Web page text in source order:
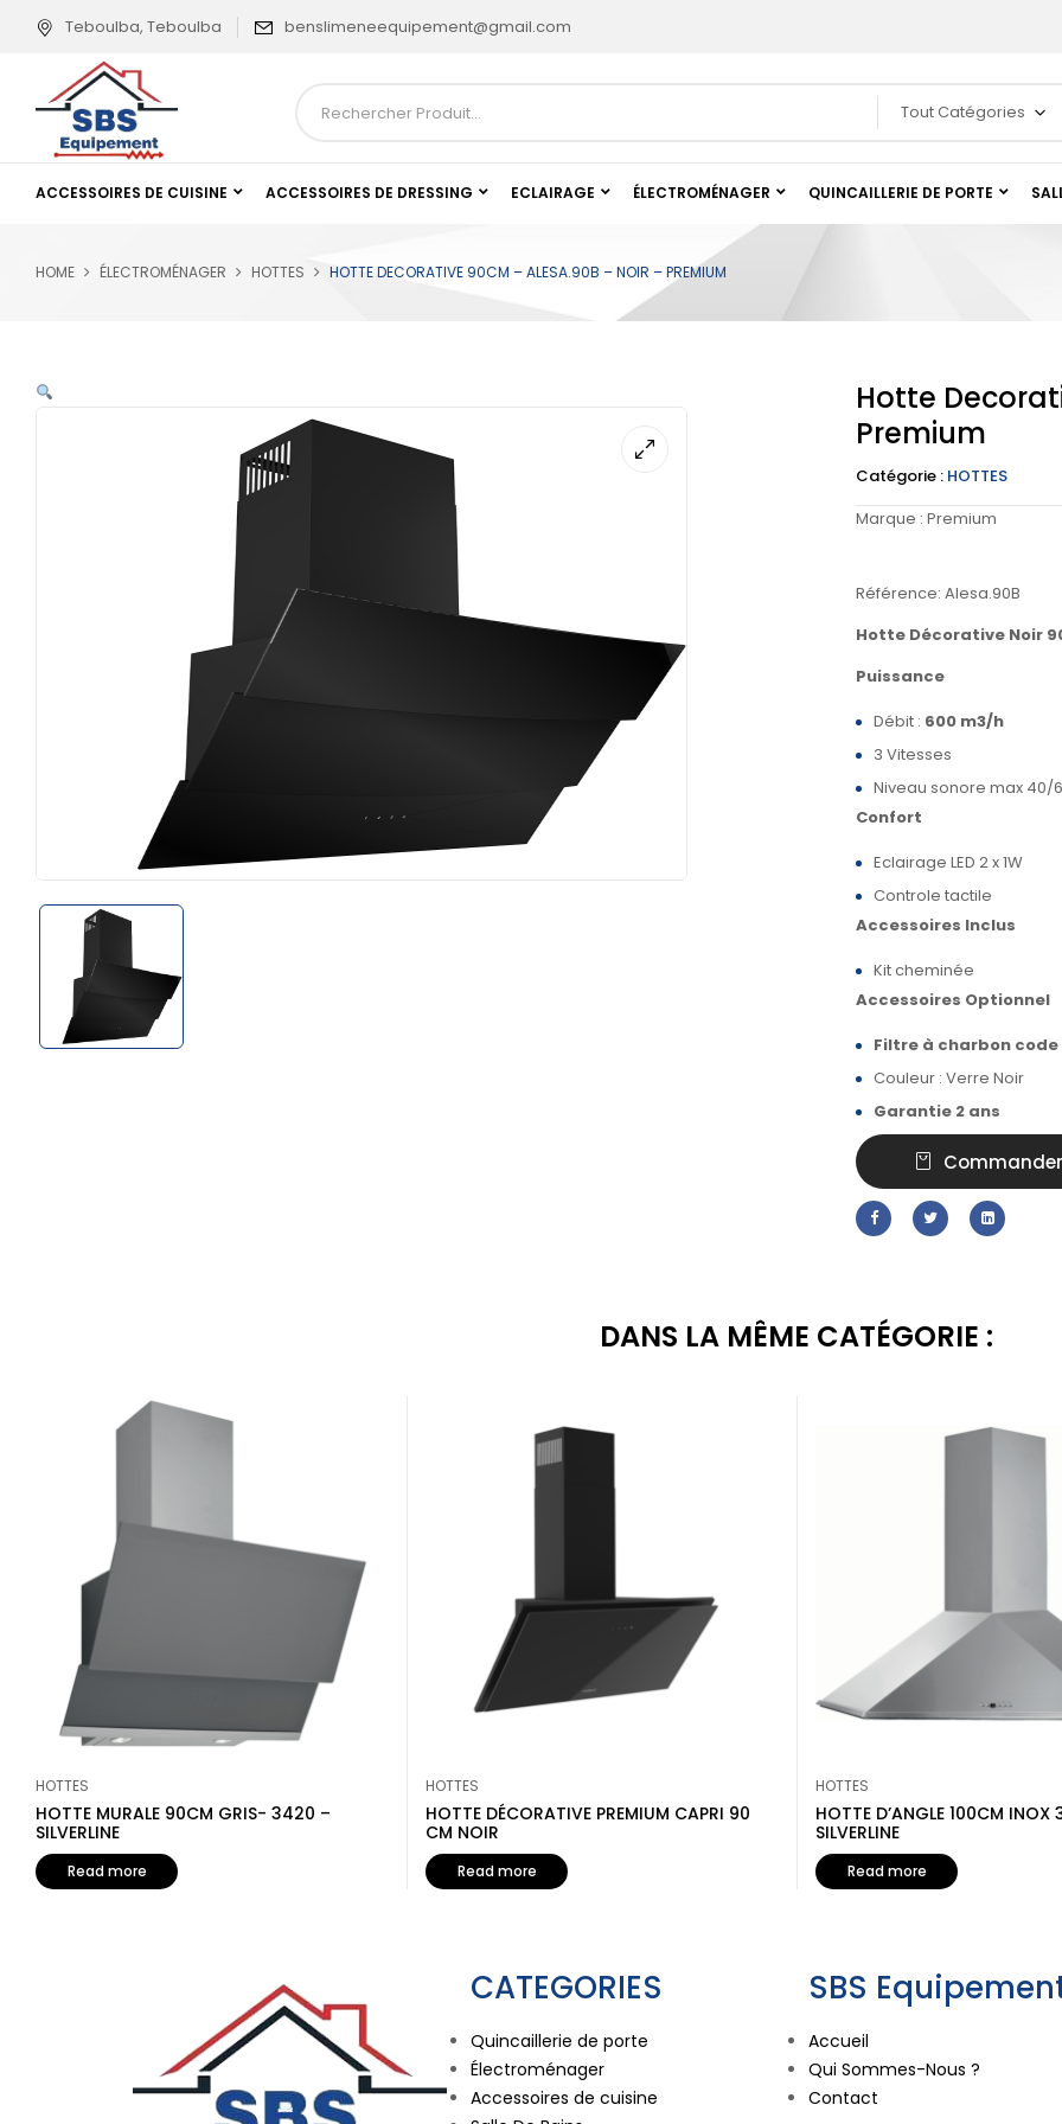
Teboulba, Teboulba benslimeneequipement@gmail.com
Tout Catégories
ACCESSOIRES DE CUISINE ACCESSOIRES DE DRESSING ECLAIRAGE ÉLECTROMÉNAGER QUINCAILLERIE DE PORTE
HOME ÉLECTROMÉNAGER HOTTES HOTTE DECORATIVE 90CM – ALESA.90B – NOIR – PREMIUM
Hotte
Premium
Catégorie : HOTTES
Marque : Premium
Référence: Alesa.90B
Hotte Décorative Noir
Puissance
Débit : 600 m3/h
3 Vitesses
Niveau sonore max 40/
Confort
Eclairage LED 2 x 1W
Controle tactile
Accessoires Inclus
Kit cheminée
Accessoires Optionnel
Filtre à charbon code
Couleur : Verre Noir
Garantie 2 ans
Commander
DANS LA MÊME CATÉGORIE :
HOTTES
HOTTE MURALE 90CM GRIS- 3420 –
SILVERLINE
Read more
HOTTES
HOTTE DÉCORATIVE PREMIUM CAPRI 90
CM NOIR
Read more
HOTTES
HOTTE D’ANGLE 100CM INOX
SILVERLINE
Read more
CATEGORIES
Quincaillerie de porte
Électroménager
Accessoires de cuisine
SBS
Accueil
Qui Sommes-Nous ?
Contact